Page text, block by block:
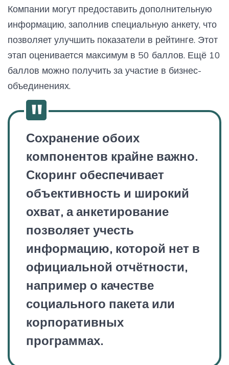
Компании могут предоставить дополнительную
информацию, заполнив специальную анкету, что
позволяет улучшить показатели в рейтинге. Этот
этап оценивается максимум в 50 баллов. Ещё 10
баллов можно получить за участие в бизнес-
объединениях.
Сохранение обоих
компонентов крайне важно.
Скоринг обеспечивает
объективность и широкий
охват, а анкетирование
позволяет учесть
информацию, которой нет в
официальной отчётности,
например о качестве
социального пакета или
корпоративных
программах.